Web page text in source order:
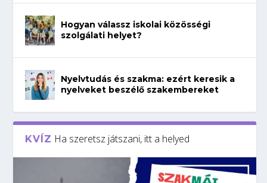
Hogyan válassz iskolai közösségi
szolgálati helyet?
Nyelvtudás és szakma: ezért keresik a
nyelveket beszélő szakembereket
KVÍZ Ha szeretsz játszani, itt a helyed